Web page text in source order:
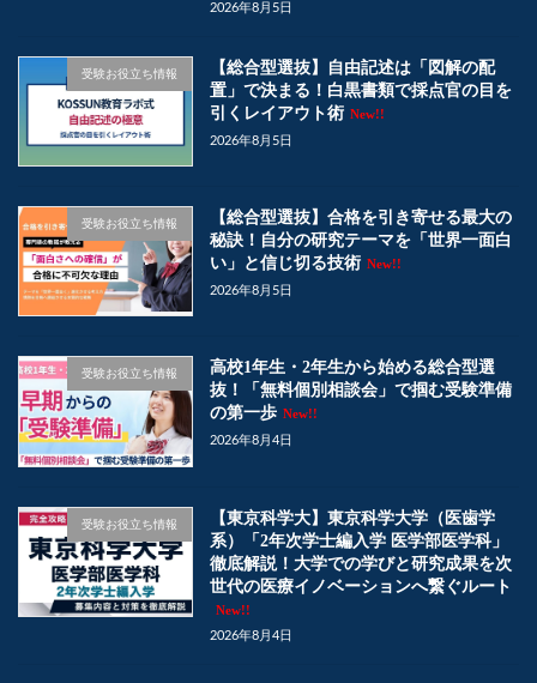
2026年8月5日
受験お役立ち情報
【総合型選抜】自由記述は「図解の配
置」で決まる！白黒書類で採点官の目を
引くレイアウト術 New!!
2026年8月5日
受験お役立ち情報
【総合型選抜】合格を引き寄せる最大の
秘訣！自分の研究テーマを「世界一面白
い」と信じ切る技術 New!!
2026年8月5日
受験お役立ち情報
高校1年生・2年生から始める総合型選
抜！「無料個別相談会」で掴む受験準備
の第一歩 New!!
2026年8月4日
受験お役立ち情報
【東京科学大】東京科学大学（医歯学
系）「2年次学士編入学 医学部医学科」
徹底解説！大学での学びと研究成果を次
世代の医療イノベーションへ繋ぐルート
New!!
2026年8月4日